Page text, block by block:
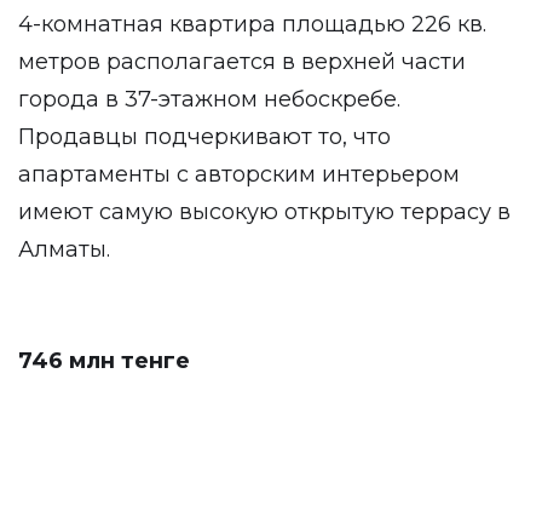
4-комнатная квартира площадью 226 кв.
метров располагается в верхней части
города в 37-этажном небоскребе.
Продавцы подчеркивают то, что
апартаменты с авторским интерьером
имеют самую высокую открытую террасу в
Алматы.
746 млн тенге